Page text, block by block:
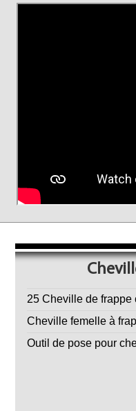
25 Cheville de frappe
Cheville femelle à
Outil de pose pour